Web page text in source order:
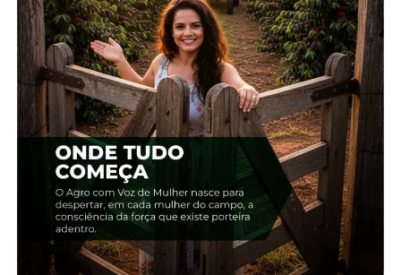
Edição 09 – Dezembro
22 de novembro, 2023
Em "2018"
Edição 08 – Irati
22 de novembro, 2023
Em "2018"
Edição 72 – Dezembro
20 de dezembro, 2023
Em "2023"
TÓPICOS RELACIONADOS:
UP NEXT
Edição 33 – Fevereiro
NÃO PERCA
Edição 31 – Novembro